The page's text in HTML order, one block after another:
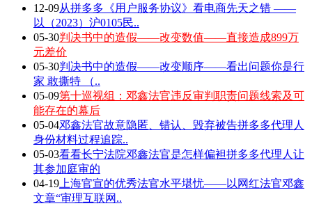
12-09从拼多多《用户服务协议》看电商先天之错 ——
以（2023）沪0105民..
05-30判决书中的造假——改变数值——直接造成899万
元差价
05-30判决书中的造假——改变顺序——看出问题你是行
家 敢撕特 （..
05-09第十巡视组：邓鑫法官违反审判职责问题线索及可
能存在的幕后
05-04邓鑫法官故意隐匿、错认、毁弃被告拼多多代理人
身份材料过程追踪..
05-03看看长宁法院邓鑫法官是怎样偏袒拼多多代理人让
其参加庭审的
04-19 上海官宣的优秀法官水平堪忧——以网红法官邓鑫
文章“审理互联网..